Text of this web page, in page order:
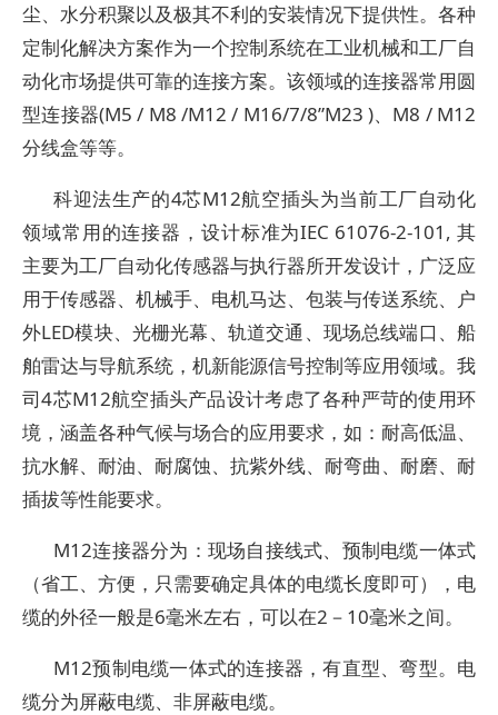
尘、水分积聚以及极其不利的安装情况下提供性。各种
定制化解决方案作为一个控制系统在工业机械和工厂自
动化市场提供可靠的连接方案。该领域的连接器常用圆
型连接器(M5 / M8 /M12 / M16/7/8”M23 )、M8 / M12
分线盒等等。
科迎法生产的4芯M12航空插头为当前工厂自动化
领域常用的连接器，设计标准为IEC 61076-2-101, 其
主要为工厂自动化传感器与执行器所开发设计，广泛应
用于传感器、机械手、电机马达、包装与传送系统、户
外LED模块、光栅光幕、轨道交通、现场总线端口、船
舶雷达与导航系统，机新能源信号控制等应用领域。我
司4芯M12航空插头产品设计考虑了各种严苛的使用环
境，涵盖各种气候与场合的应用要求，如：耐高低温、
抗水解、耐油、耐腐蚀、抗紫外线、耐弯曲、耐磨、耐
插拔等性能要求。
M12连接器分为：现场自接线式、预制电缆一体式
（省工、方便，只需要确定具体的电缆长度即可），电
缆的外径一般是6毫米左右，可以在2－10毫米之间。
M12预制电缆一体式的连接器，有直型、弯型。电
缆分为屏蔽电缆、非屏蔽电缆。